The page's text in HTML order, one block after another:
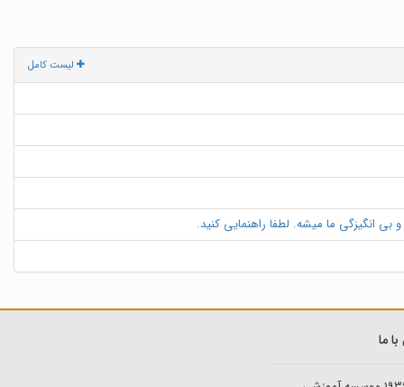
لیست کامل
انگیزگی ما میشه. لطفا راهنمایی کنید.
ما